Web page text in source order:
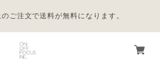
ご注文で送料が無料になります。